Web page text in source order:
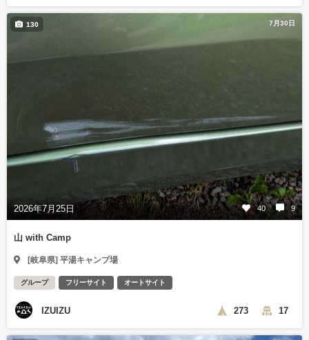
7月30日
2026年7月25日 40 9
130
山 with Camp
[岐阜県] 平湯キャンプ場
グループ フリーサイト オートサイト
IZUIZU 273 17